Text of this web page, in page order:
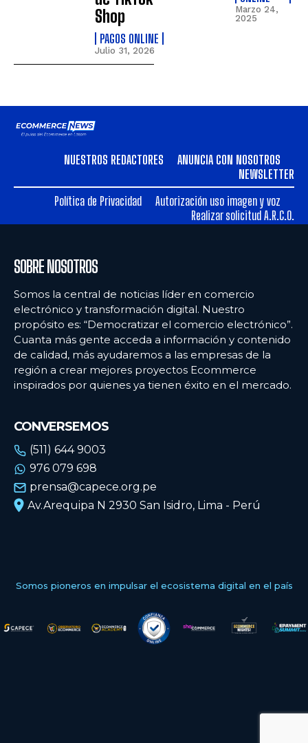
Shop
PAGOS ONLINE
Julio 31, 2026
Marzo 24,
2025
NUESTROS REDACTORES
ANUNCIA CON NOSOTROS
NEWSLETTER
Política de Privacidad
Autorización uso imagen y voz
Realizar solicitud A.R.C.O.
SOBRE NOSOTROS
Somos la central de noticias líder en comercio
electrónico y transformación digital. Nuestro
propósito es: “Democratizar el comercio electrónico”.
Cuanta más gente acceda a información y contenido
de calidad, más ayudaremos a las empresas de la
región a crear mejores proyectos Ecommerce
inspirados por quienes ya tienen éxito en el mercado.
CONVERSEMOS
(511) 644 9003
976 079 698
prensa@capece.org.pe
Av.Arequipa N 2930 San Isidro, Lima - Perú
Somos pioneros en impulsar el ecosistema digital en el país